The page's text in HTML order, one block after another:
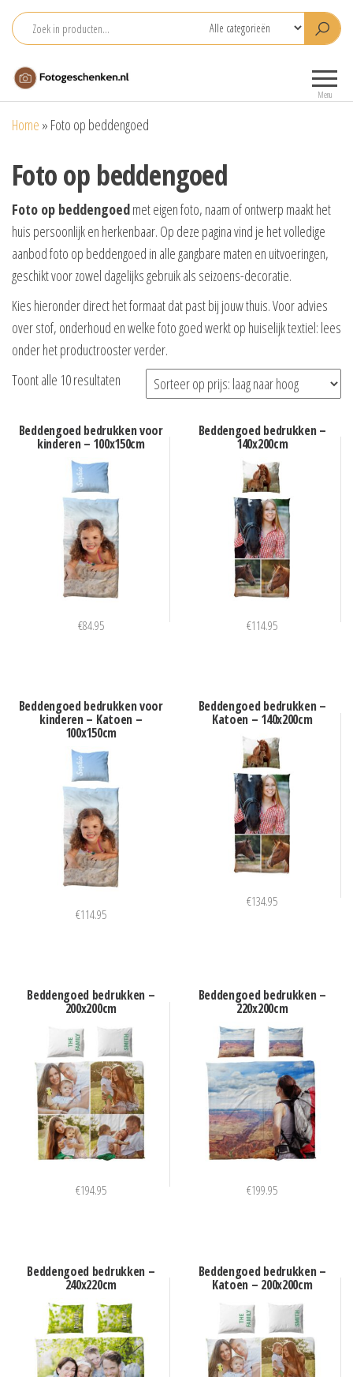
naar
inhoud
voor je foto
Menu
Home » Foto op beddengoed
Foto op beddengoed
Foto op beddengoedmet eigen foto, naam of ontwerp maakt het
huis persoonlijk en herkenbaar. Op deze pagina vind je het volledige
aanbod foto op beddengoed in alle gangbare maten en uitvoeringen,
geschikt voor zowel dagelijks gebruik als seizoens-decoratie.
Kies hieronder direct het formaat dat past bij jouw thuis. Voor advies
over stof, onderhoud en welke foto goed werkt op huiselijk textiel: lees
onder het productrooster verder.
Toont alle 10 resultaten Gesorteerd
prijs:
laag
Beddengoed bedrukken voor
kinderen – 100x150cm
€84.95
Beddengoed bedrukken –
140x200cm
€114.95
Beddengoed bedrukken voor
kinderen – Katoen –
100x150cm
€114.95
Beddengoed bedrukken –
Katoen – 140x200cm
€134.95
Beddengoed bedrukken –
200x200cm
€194.95
Beddengoed bedrukken –
220x200cm
€199.95
Beddengoed bedrukken –
240x220cm
Beddengoed bedrukken –
Katoen – 200x200cm